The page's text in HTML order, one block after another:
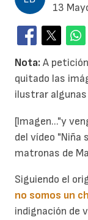
13
Nota: A
quitado las
ilustrar
[Imagen..."y
del vídeo "Niña
matronas de
Siguiendo el
no somos un
indignación de